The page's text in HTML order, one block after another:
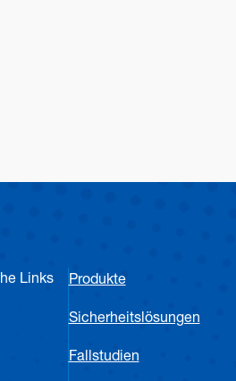
Links Produkte
Sicherheitslösungen
Fallstudien